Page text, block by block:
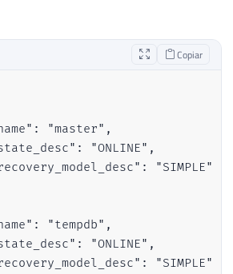
Copiar
"master",
"ONLINE",
"SIMPLE"
"tempdb",
"ONLINE",
"SIMPLE"